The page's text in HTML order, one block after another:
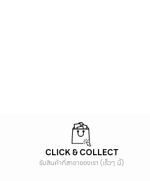
CLICK & COLLECT
รับสินค้าที่สาขาของเรา (เร็วๆ นี้)